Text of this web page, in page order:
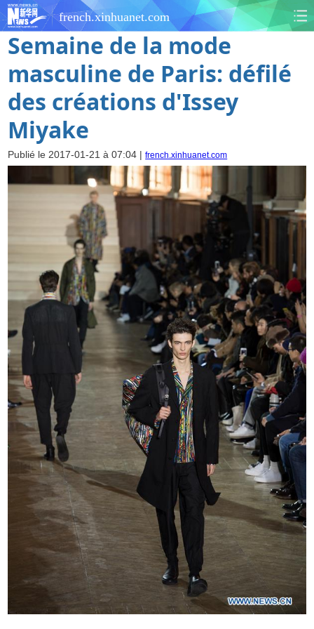
french.xinhuanet.com
Semaine de la mode
masculine de Paris: défilé
des créations d'Issey
Miyake
Publié le 2017-01-21 à 07:04 |french.xinhuanet.com